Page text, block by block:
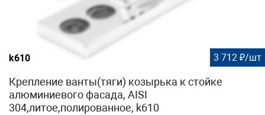
k610 3 712 ₽/шт
Крепление ванты(тяги) козырька к стойке
алюминиевого фасада, AISI
304,литое,полированное, k610